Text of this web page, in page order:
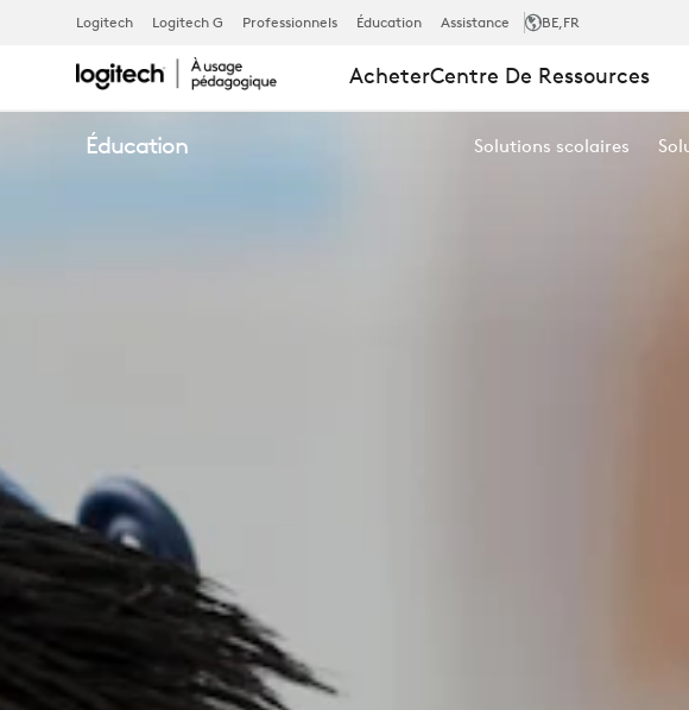
SOLUTIONS
DE
NETTOYAGE
Logitech Logitech G Professionnels Éducation Assistance BE,FR
AcheterCentre De Ressources
Éducation Solutions scolaires